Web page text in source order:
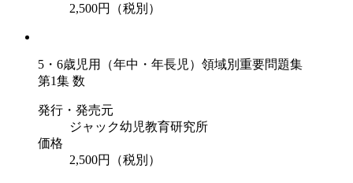
2,500円（税別）
5・6歳児用（年中・年長児）領域別重要問題集
第1集 数
発行・発売元
ジャック幼児教育研究所
価格
2,500円（税別）